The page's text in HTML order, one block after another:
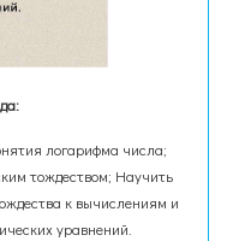
логарифма числа;
тождеством; Научить
к вычислениям и
уравнений.